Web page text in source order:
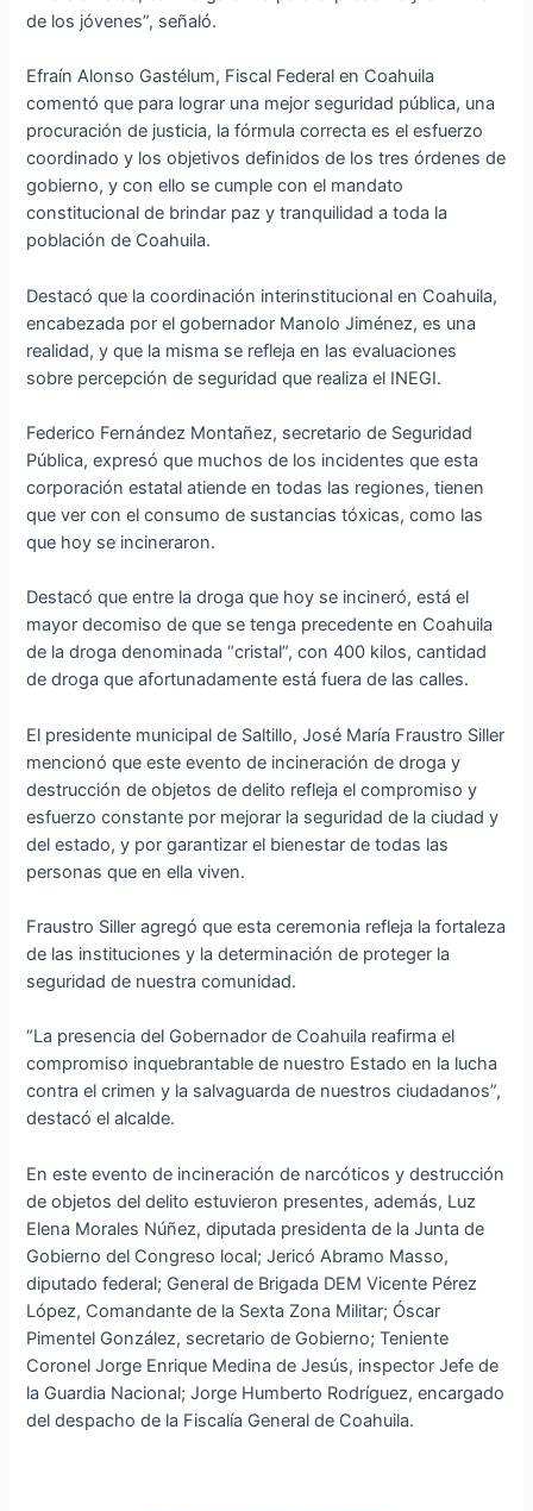
de los jóvenes”, señaló.
Efraín Alonso Gastélum, Fiscal Federal en Coahuila
comentó que para lograr una mejor seguridad pública, una
procuración de justicia, la fórmula correcta es el esfuerzo
coordinado y los objetivos definidos de los tres órdenes de
gobierno, y con ello se cumple con el mandato
constitucional de brindar paz y tranquilidad a toda la
población de Coahuila.
Destacó que la coordinación interinstitucional en Coahuila,
encabezada por el gobernador Manolo Jiménez, es una
realidad, y que la misma se refleja en las evaluaciones
sobre percepción de seguridad que realiza el INEGI.
Federico Fernández Montañez, secretario de Seguridad
Pública, expresó que muchos de los incidentes que esta
corporación estatal atiende en todas las regiones, tienen
que ver con el consumo de sustancias tóxicas, como las
que hoy se incineraron.
Destacó que entre la droga que hoy se incineró, está el
mayor decomiso de que se tenga precedente en Coahuila
de la droga denominada “cristal”, con 400 kilos, cantidad
de droga que afortunadamente está fuera de las calles.
El presidente municipal de Saltillo, José María Fraustro Siller
mencionó que este evento de incineración de droga y
destrucción de objetos de delito refleja el compromiso y
esfuerzo constante por mejorar la seguridad de la ciudad y
del estado, y por garantizar el bienestar de todas las
personas que en ella viven.
Fraustro Siller agregó que esta ceremonia refleja la fortaleza
de las instituciones y la determinación de proteger la
seguridad de nuestra comunidad.
“La presencia del Gobernador de Coahuila reafirma el
compromiso inquebrantable de nuestro Estado en la lucha
contra el crimen y la salvaguarda de nuestros ciudadanos”,
destacó el alcalde.
En este evento de incineración de narcóticos y destrucción
de objetos del delito estuvieron presentes, además, Luz
Elena Morales Núñez, diputada presidenta de la Junta de
Gobierno del Congreso local; Jericó Abramo Masso,
diputado federal; General de Brigada DEM Vicente Pérez
López, Comandante de la Sexta Zona Militar; Óscar
Pimentel González, secretario de Gobierno; Teniente
Coronel Jorge Enrique Medina de Jesús, inspector Jefe de
la Guardia Nacional; Jorge Humberto Rodríguez, encargado
del despacho de la Fiscalía General de Coahuila.